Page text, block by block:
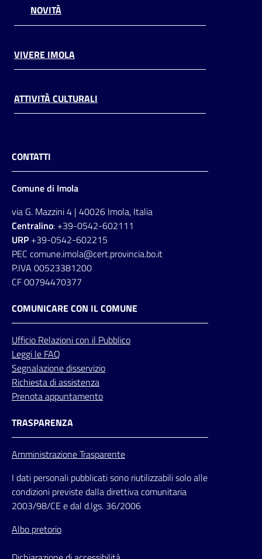
NOVITÀ
VIVERE IMOLA
ATTIVITÀ CULTURALI
CONTATTI
Comune di Imola
via G. Mazzini 4 | 40026 Imola, Italia
Centralino: +39-0542-602111
URP +39-0542-602215
PEC comune.imola@cert.provincia.bo.it
P.IVA 00523381200
CF 00794470377
COMUNICARE CON IL COMUNE
Ufficio Relazionicon il Pubblico
Leggi le FAQ
Segnalazione disservizio
Richiesta di assistenza
Prenota appuntamento
TRASPARENZA
Amministrazione Trasparente
I dati personali pubblicati sono riutilizzabili solo alle
condizioni previste dalla direttiva comunitaria
2003/98/CE e dal d.lgs. 36/2006
Albo pretorio